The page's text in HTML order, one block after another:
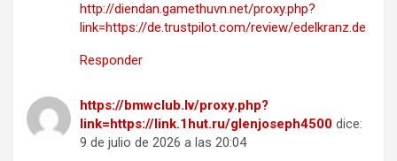
http://diendan.gamethuvn.net/proxy.php?
link=https://de.trustpilot.com/review/edelkranz.de
Responder
https://bmwclub.lv/proxy.php?
link=https://link.1hut.ru/glenjoseph4500 dice:
9 de julio de 2026 a las 20:04